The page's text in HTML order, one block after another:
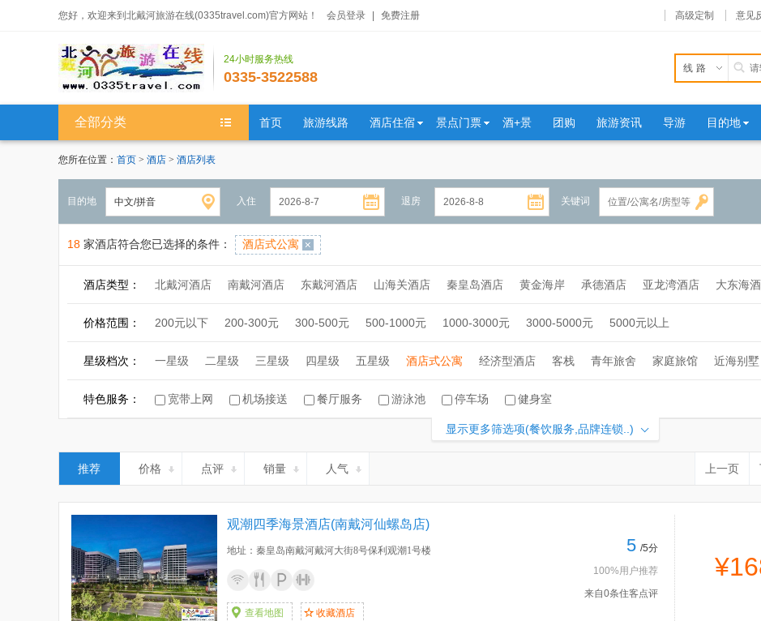
您好，欢迎来到北戴河旅游在线(0335travel.com)官方网站！ 会员登录 免费注册 高级定制 意见
24小时服务热线
0335-3522588
线路
全部分类 首页 旅游线路 酒店住宿 景点门票 酒+景 团购 旅游资讯 导游 目的地
您所在位置： 首页 > 酒店 > 酒店列表
目的地 入住 退房 关键词
18 家酒店符合您已选择的条件： 酒店式公寓
酒店类型： 北戴河酒店 南戴河酒店 东戴河酒店 山海关酒店 秦皇岛酒店 黄金海岸 承德酒店 亚龙湾酒店 大东海
价格范围： 200元以下 200-300元 300-500元 500-1000元 1000-3000元 3000-5000元 5000元以上
星级档次： 一星级 二星级 三星级 四星级 五星级 酒店式公寓 经济型酒店 客栈 青年旅舍 家庭旅馆 近海别墅
康养酒店
特色服务： 宽带上网 机场接送 餐厅服务 游泳池 停车场 健身室
显示更多筛选项(餐饮服务,品牌连锁..)
推荐 价格 点评 销量 人气 上一页
观潮四季海景酒店(南戴河仙螺岛店)
地址：秦皇岛南戴河戴河大街8号保利观潮1号楼
查看地图 收藏酒店
5 /5分
100%用户推荐
来自0条住客点评